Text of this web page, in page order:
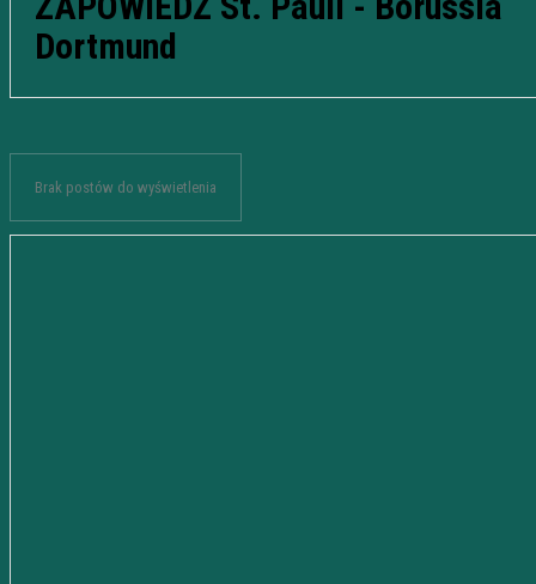
Dortmund
Brak postów do wyświetlenia